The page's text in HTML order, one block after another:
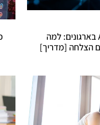
ניהול השינוי – טרנפורמציית AI בארגונים: למה